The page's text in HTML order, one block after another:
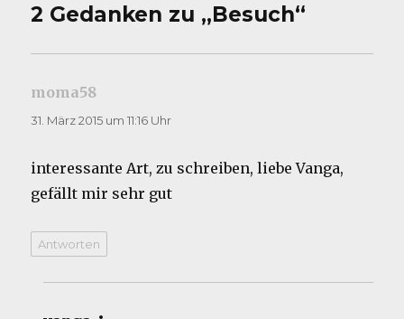
2 Gedanken zu „Besuch“
moma58
31. März 2015 um 11:16 Uhr
interessante Art, zu schreiben, liebe Vanga,
gefällt mir sehr gut
Antworten